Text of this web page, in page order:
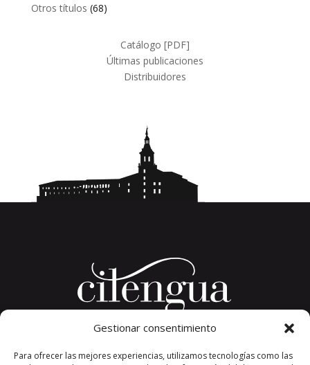
Gestionar consentimiento
Para ofrecer las mejores experiencias, utilizamos tecnologías como las
Otros títulos 6868
Catálogo [PDF]
Últimas publicaciones
Distribuidores
26326 San Millán de la Cogolla